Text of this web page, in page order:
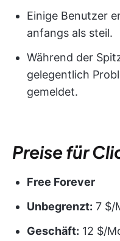
Einige Benutzer
anfangs als steil.
Während der
gelegentlich
gemeldet.
Preise für
Free Forever
Unbegrenzt: 7 $/
Geschäft: 12 $/